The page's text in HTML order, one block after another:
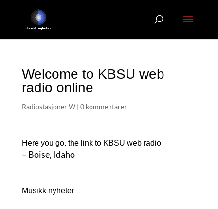
Welcome to KBSU web
radio online
Radiostasjoner W| 0 kommentarer
Here you go, the link to KBSU web radio
– Boise, Idaho
Musikk nyheter